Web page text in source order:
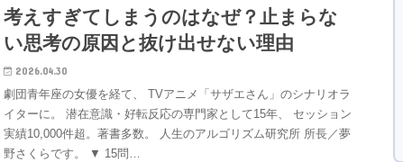
考えすぎてしまうのはなぜ？止まらな
い思考の原因と抜け出せない理由
2026.04.30
劇団青年座の女優を経て、 TVアニメ「サザエさん」のシナリオラ
イターに。 潜在意識・好転反応の専門家として15年、 セッション
実績10,000件超。著書多数。 人生のアルゴリズム研究所 所長／夢
野さくらです。 ▼ 15問…